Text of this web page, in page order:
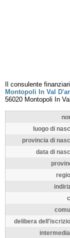
Il consulente
Montopoli In Val
56020 Montopoli In
luogo di
provincia di
data di
delibera